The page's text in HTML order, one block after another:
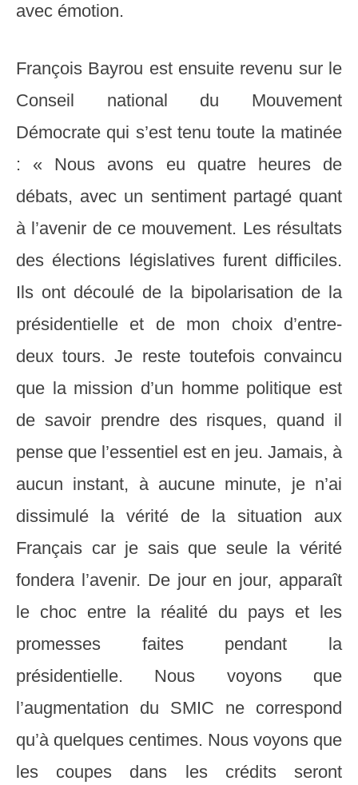
avec émotion.
François Bayrou est ensuite revenu sur le
Conseil national du Mouvement
Démocrate qui s’est tenu toute la matinée
: « Nous avons eu quatre heures de
débats, avec un sentiment partagé quant
à l’avenir de ce mouvement. Les résultats
des élections législatives furent difficiles.
Ils ont découlé de la bipolarisation de la
présidentielle et de mon choix d’entre-
deux tours. Je reste toutefois convaincu
que la mission d’un homme politique est
de savoir prendre des risques, quand il
pense que l’essentiel est en jeu. Jamais, à
aucun instant, à aucune minute, je n’ai
dissimulé la vérité de la situation aux
Français car je sais que seule la vérité
fondera l’avenir. De jour en jour, apparaît
le choc entre la réalité du pays et les
promesses faites pendant la
présidentielle. Nous voyons que
l’augmentation du SMIC ne correspond
qu’à quelques centimes. Nous voyons que
les coupes dans les crédits seront